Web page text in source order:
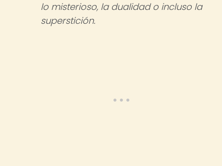
lo misterioso, la dualidad o incluso la
superstición.